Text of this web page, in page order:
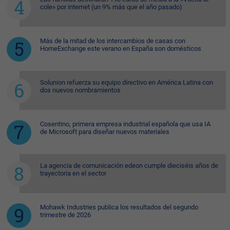
cole» por internet (un 9% más que el año pasado)
Más de la mitad de los intercambios de casas con
HomeExchange este verano en España son domésticos
Solunion refuerza su equipo directivo en América Latina con
dos nuevos nombramientos
Cosentino, primera empresa industrial española que usa IA
de Microsoft para diseñar nuevos materiales
La agencia de comunicación edeon cumple dieciséis años de
trayectoria en el sector
Mohawk Industries publica los resultados del segundo
trimestre de 2026